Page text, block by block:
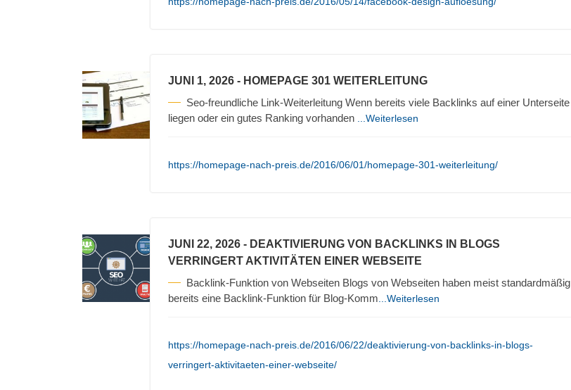
JUNI 1, 2026 - HOMEPAGE 301 WEITERLEITUNG
Seo-freundliche Link-Weiterleitung Wenn bereits viele Backlinks auf einer Unterseite
liegen oder ein gutes Ranking vorhanden
...Weiterlesen
https://homepage-nach-preis.de/2016/06/01/homepage-301-weiterleitung/
JUNI 22, 2026 - DEAKTIVIERUNG VON BACKLINKS IN BLOGS
VERRINGERT AKTIVITÄTEN EINER WEBSEITE
Backlink-Funktion von Webseiten Blogs von Webseiten haben meist standardmäßig
bereits eine Backlink-Funktion für Blog-Komm ...Weiterlesen
https://homepage-nach-preis.de/2016/06/22/deaktivierung-von-backlinks-in-blogs-
verringert-aktivitaeten-einer-webseite/